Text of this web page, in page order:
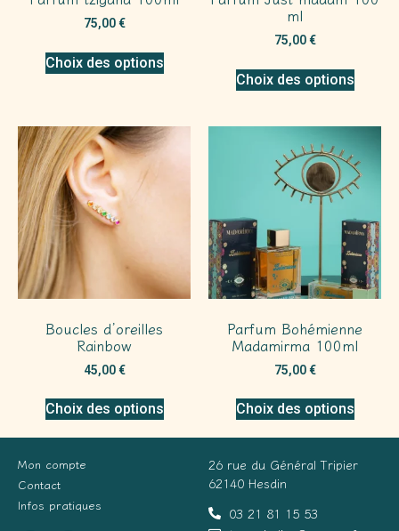
75,00€
Choix des options
ml
75,00€
Choix des options
Boucles d’oreilles
Rainbow
45,00€
Choix des options
Parfum Bohémienne
Madamirma 100ml
75,00€
Choix des options
Mon compte
Contact
Infos pratiques
26 rue du Général Tripier
62140 Hesdin
03 21 81 15 53